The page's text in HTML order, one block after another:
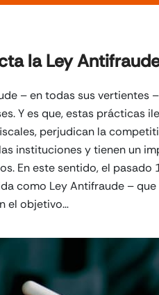
la Ley
– en todas sus vertientes
Y es que, estas prácticas
perjudican la
instituciones y tienen un
En este sentido, el
como Ley Antifraude –
el objetivo…